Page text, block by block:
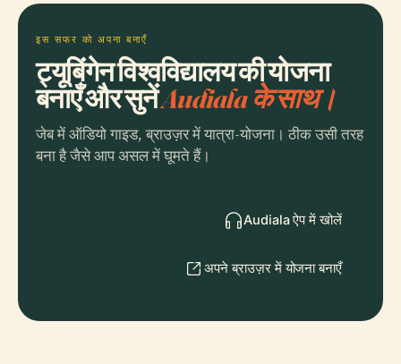
इस सफर को अपना बनाएँ
ट्यूबिंगेन विश्वविद्यालय की योजना
बनाएँ और सुनेंAudiala के साथ।
जेब में ऑडियो गाइड, ब्राउज़र में यात्रा-योजना। ठीक उसी तरह
बना है जैसे आप असल में घूमते हैं।
Audiala ऐप में खोलें
अपने ब्राउज़र में योजना बनाएँ